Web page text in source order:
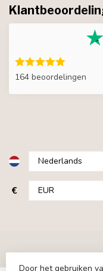
164 beoordelingen
€
Door het gebruiken